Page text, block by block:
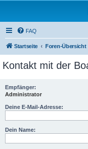
FAQ
Startseite Foren-Übersicht
Kontakt mit der
Empfänger:
Administrator
Deine E-Mail-Adresse:
Dein Name: